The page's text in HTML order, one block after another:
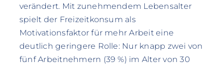
verändert. Mit zunehmendem Lebensalter
spielt der Freizeitkonsum als
Motivationsfaktor für mehr Arbeit eine
deutlich geringere Rolle: Nur knapp zwei von
fünf Arbeitnehmern (39 %) im Alter von 30